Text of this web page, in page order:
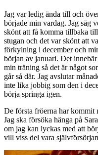
Jag var ledig ända till och
började min vardag. Jag såg
skönt att få komma tillbaka
stugan och det var skönt att
förkylning i december och
början av januari. Det
min träning så det är något
går så där. Jag avslutar
inte lika jobbig som den i
börja springa igen.
De första fröerna har kommit
Jag ska försöka hänga på
om jag kan lyckas med att
vill viss del vara